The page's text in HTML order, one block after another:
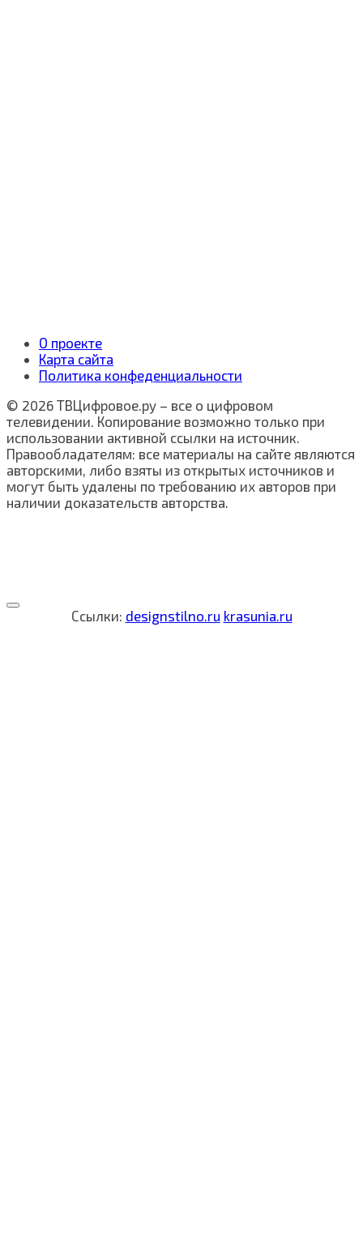
О проекте
Карта сайта
Политика конфеденциальности
© 2026 ТВЦифровое.ру – все о цифровом
телевидении. Копирование возможно только при
использовании активной ссылки на источник.
Правообладателям: все материалы на сайте являются
авторскими, либо взяты из открытых источников и
могут быть удалены по требованию их авторов при
наличии доказательств авторства.
Ссылки: designstilno.ru krasunia.ru